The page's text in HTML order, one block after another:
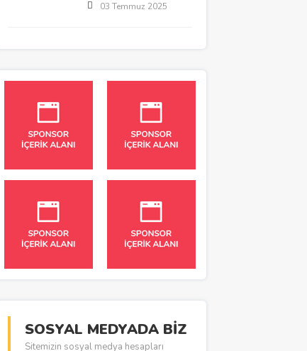
03 Temmuz 2025
SOSYAL MEDYADA BİZ
Sitemizin sosyal medya hesapları